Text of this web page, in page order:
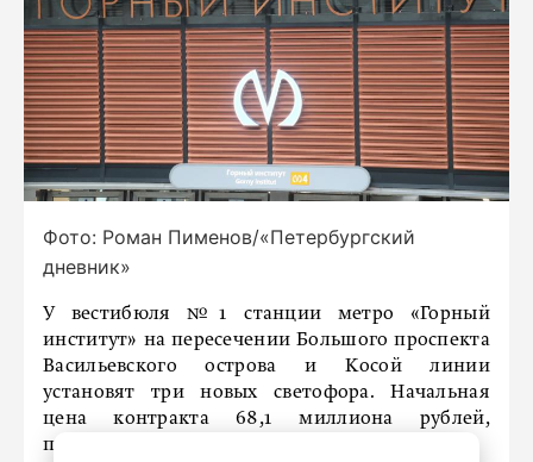
Фото: Роман Пименов/«Петербургский
дневник»
У вестибюля №1 станции метро «Горный
институт» на пересечении Большого проспекта
Васильевского острова и Косой линии
установят три новых светофора. Начальная
цена контракта 68,1 миллиона рублей,
пишет